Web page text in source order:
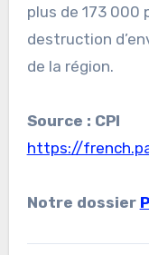
plus de 173 000
destruction
de la région.
Source : CPI
https://
Notre dossier